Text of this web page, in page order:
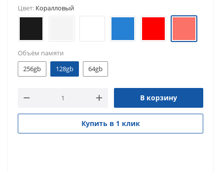
Цвет: Коралловый
Объём памяти
256gb
128gb 64gb
В корзину
Купить в 1 клик